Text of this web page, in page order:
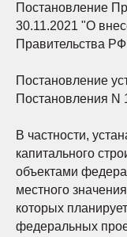
Постановление
30.11.2021 "О
Правительства
Постановление
Постановления N
В частности,
капитального
объектами
местного
которых
федеральных